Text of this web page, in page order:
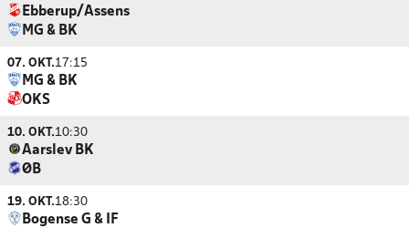
Ebberup/Assens
MG & BK
07. OKT.17:15
MG & BK
OKS
10. OKT.10:30
Aarslev BK
ØB
19. OKT.18:30
Bogense G & IF